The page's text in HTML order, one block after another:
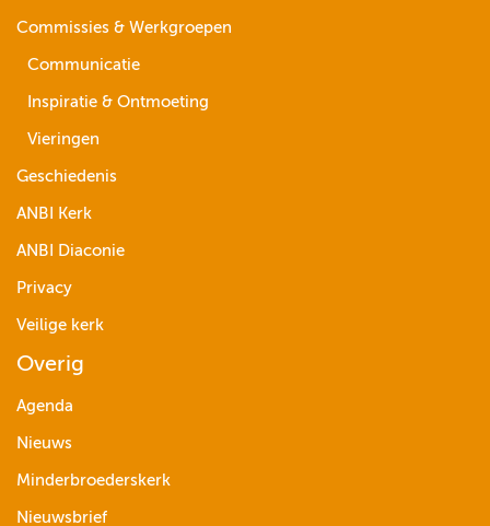
Commissies & Werkgroepen
Communicatie
Inspiratie & Ontmoeting
Vieringen
Geschiedenis
ANBI Kerk
ANBI Diaconie
Privacy
Veilige kerk
Overig
Agenda
Nieuws
Minderbroederskerk
Nieuwsbrief